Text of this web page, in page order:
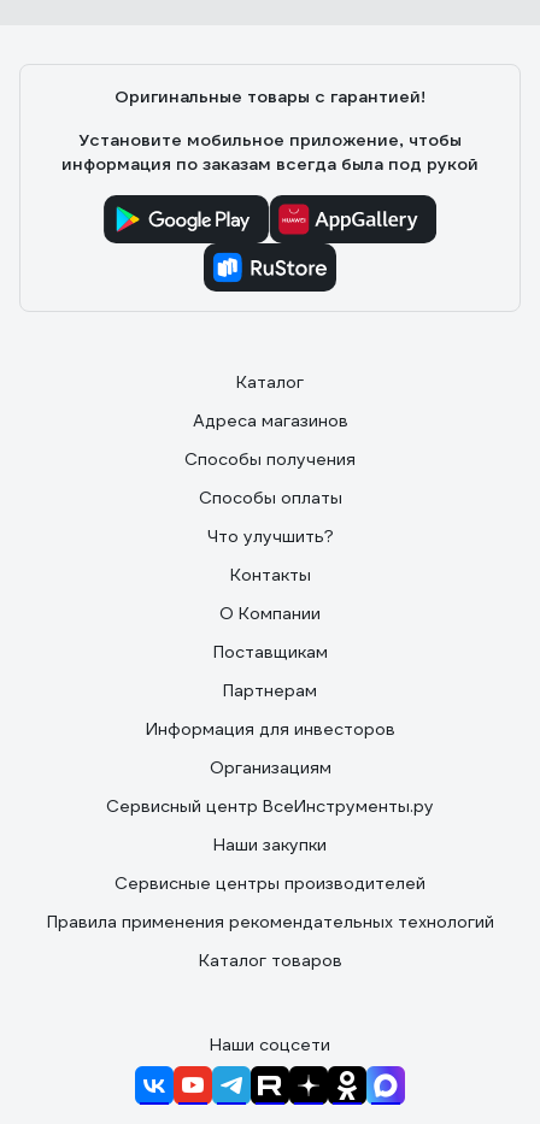
Оригинальные товары с гарантией!
Установите мобильное приложение, чтобы
информация по заказам всегда была под рукой
Каталог
Адреса магазинов
Способы получения
Способы оплаты
Что улучшить?
Контакты
О Компании
Поставщикам
Партнерам
Информация для инвесторов
Организациям
Сервисный центр ВсеИнструменты.ру
Наши закупки
Сервисные центры производителей
Правила применения рекомендательных технологий
Каталог товаров
Наши соцсети